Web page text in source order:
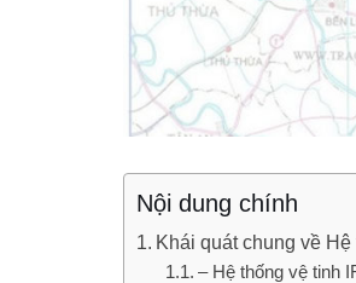
Nội dung chính
Khái quát chung về
– Hệ thống vệ tinh